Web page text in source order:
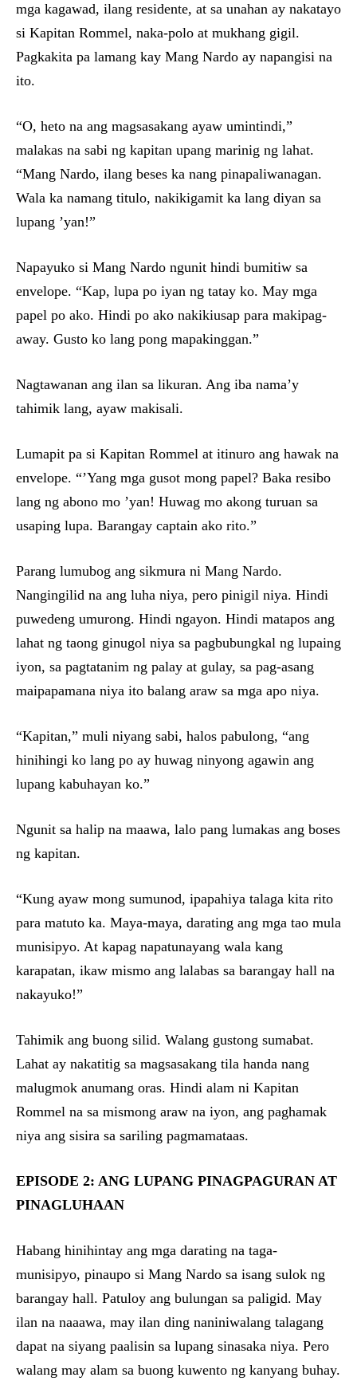
mga kagawad, ilang residente, at sa unahan ay nakatayo
si Kapitan Rommel, naka-polo at mukhang gigil.
Pagkakita pa lamang kay Mang Nardo ay napangisi na
ito.
“O, heto na ang magsasakang ayaw umintindi,”
malakas na sabi ng kapitan upang marinig ng lahat.
“Mang Nardo, ilang beses ka nang pinapaliwanagan.
Wala ka namang titulo, nakikigamit ka lang diyan sa
lupang ’yan!”
Napayuko si Mang Nardo ngunit hindi bumitiw sa
envelope. “Kap, lupa po iyan ng tatay ko. May mga
papel po ako. Hindi po ako nakikiusap para makipag-
away. Gusto ko lang pong mapakinggan.”
Nagtawanan ang ilan sa likuran. Ang iba nama’y
tahimik lang, ayaw makisali.
Lumapit pa si Kapitan Rommel at itinuro ang hawak na
envelope. “’Yang mga gusot mong papel? Baka resibo
lang ng abono mo ’yan! Huwag mo akong turuan sa
usaping lupa. Barangay captain ako rito.”
Parang lumubog ang sikmura ni Mang Nardo.
Nangingilid na ang luha niya, pero pinigil niya. Hindi
puwedeng umurong. Hindi ngayon. Hindi matapos ang
lahat ng taong ginugol niya sa pagbubungkal ng lupaing
iyon, sa pagtatanim ng palay at gulay, sa pag-asang
maipapamana niya ito balang araw sa mga apo niya.
“Kapitan,” muli niyang sabi, halos pabulong, “ang
hinihingi ko lang po ay huwag ninyong agawin ang
lupang kabuhayan ko.”
Ngunit sa halip na maawa, lalo pang lumakas ang boses
ng kapitan.
“Kung ayaw mong sumunod, ipapahiya talaga kita rito
para matuto ka. Maya-maya, darating ang mga tao mula
munisipyo. At kapag napatunayang wala kang
karapatan, ikaw mismo ang lalabas sa barangay hall na
nakayuko!”
Tahimik ang buong silid. Walang gustong sumabat.
Lahat ay nakatitig sa magsasakang tila handa nang
malugmok anumang oras. Hindi alam ni Kapitan
Rommel na sa mismong araw na iyon, ang paghamak
niya ang sisira sa sariling pagmamataas.
EPISODE 2: ANG LUPANG PINAGPAGURAN AT
PINAGLUHAAN
Habang hinihintay ang mga darating na taga-
munisipyo, pinaupo si Mang Nardo sa isang sulok ng
barangay hall. Patuloy ang bulungan sa paligid. May
ilan na naaawa, may ilan ding naniniwalang talagang
dapat na siyang paalisin sa lupang sinasaka niya. Pero
walang may alam sa buong kuwento ng kanyang buhay.